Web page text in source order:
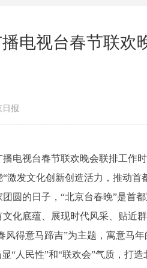
电视台春节联欢
日报
视台春节联欢晚会联排工作时
发文化创新创造活力，推动首
圆的日子，“北京台春晚”是首
化底蕴、展现时代风采、贴近
得意马蹄吉”为主题，寓意马年
“人民性”和“联欢会”气质，打